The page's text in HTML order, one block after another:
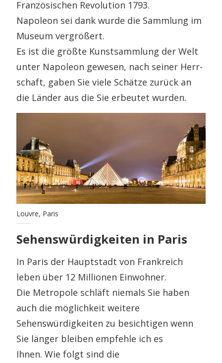
Französischen Revolution 1793.
Napoleon sei dank wurde die Sammlung im
Museum vergrößert.
Es ist die größte Kunstsammlung der Welt
unter Napoleon gewesen, nach seiner Herr-
schaft, gaben Sie viele Schätze zurück an
die Länder aus die Sie erbeutet wurden.
Louvre, Paris
Sehenswürdigkeiten in Paris
In Paris der Hauptstadt von Frankreich
leben über 12 Millionen Einwohner.
Die Metropole schläft niemals Sie haben
auch die möglichkeit weitere
Sehenswürdigkeiten zu besichtigen wenn
Sie länger bleiben empfehle ich es
Ihnen. Wie folgt sind die